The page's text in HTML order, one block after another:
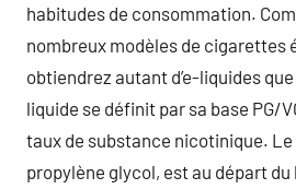
habitudes de consommation.
nombreux modèles de cigarettes
obtiendrez autant d’e-liquides
liquide se définit par sa base PG/
taux de substance nicotinique. Le
propylène glycol, est au départ du